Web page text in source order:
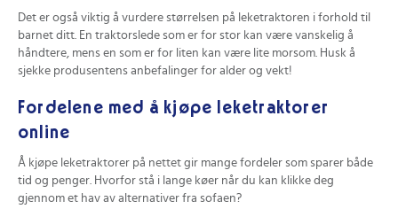
Det er også viktig å vurdere størrelsen på leketraktoren i forhold til
barnet ditt. En traktorslede som er for stor kan være vanskelig å
håndtere, mens en som er for liten kan være lite morsom. Husk å
sjekke produsentens anbefalinger for alder og vekt!
Fordelene med å kjøpe leketraktorer
online
Å kjøpe leketraktorer på nettet gir mange fordeler som sparer både
tid og penger. Hvorfor stå i lange køer når du kan klikke deg
gjennom et hav av alternativer fra sofaen?